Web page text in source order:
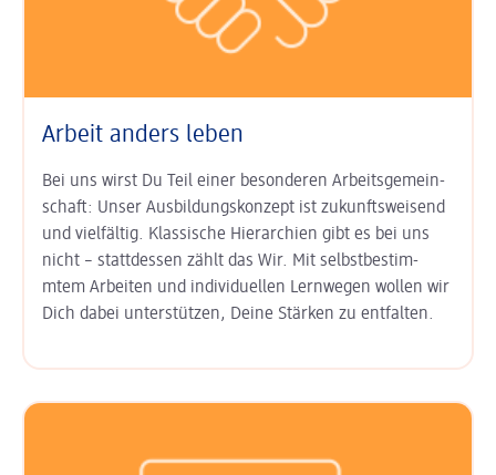
Arbeit anders leben
Bei uns wirst Du Teil einer besonderen Arbeits­gemein­
schaft: Unser Aus­bildungs­konzept ist zukunfts­weisend
und vielfältig. Klas­sische Hierarchien gibt es bei uns
nicht – statt­dessen zählt das Wir. Mit selbst­bestim­
mtem Arbeiten und indi­viduel­len Lern­wegen wollen wir
Dich dabei unter­stützen, Deine Stärken zu entfalten.